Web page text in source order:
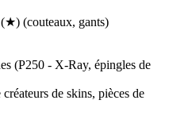
(couteaux, gants)
(P250 - X-Ray, épingles de
de skins, pièces de